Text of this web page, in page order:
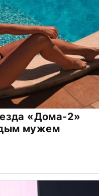
«Дома-2»
мужем